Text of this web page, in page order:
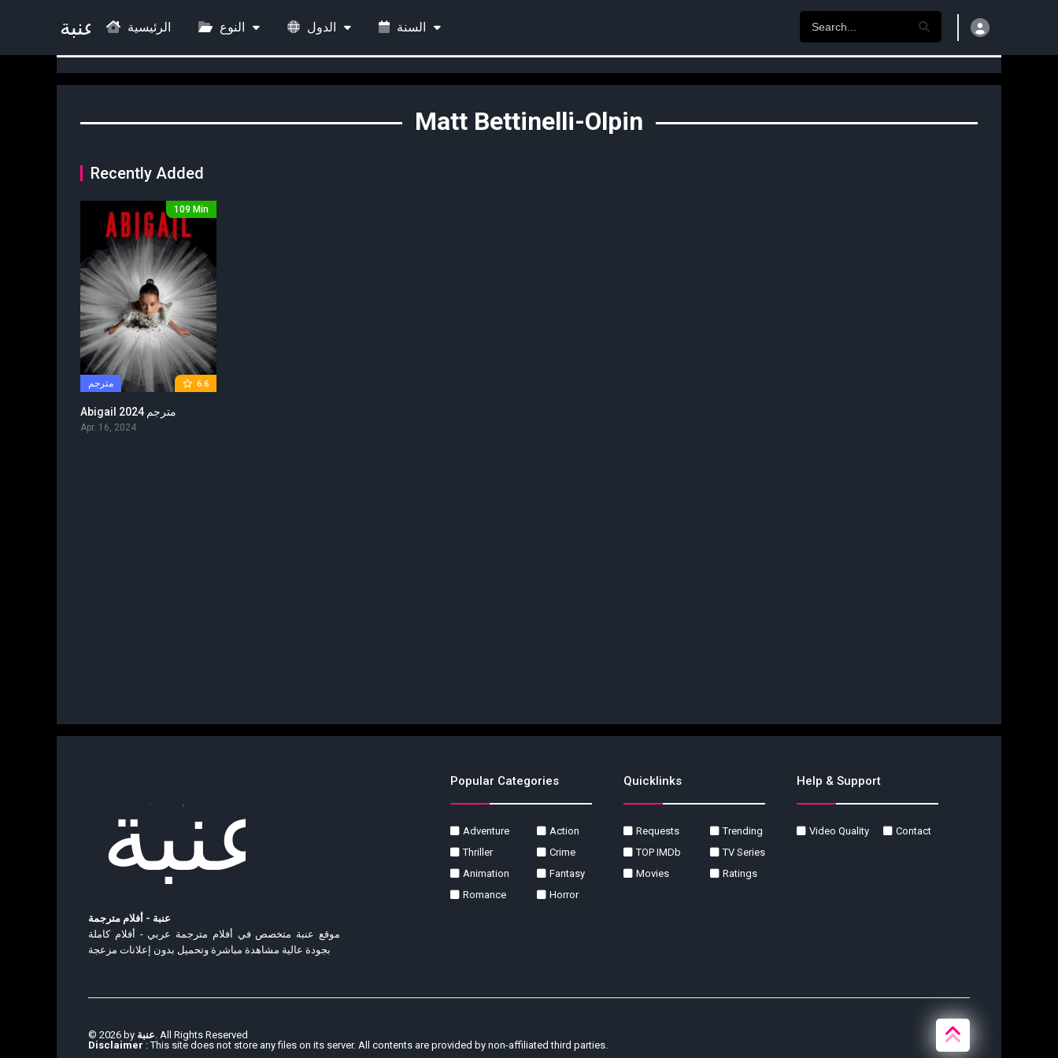
الرئيسية النوع الدول السنة
Matt Bettinelli-Olpin
Recently Added
6.6 مترجم
109 Min
Abigail 2024 مترجم
Apr. 16, 2024
Popular Categories
Adventure
Action
Thriller
Crime
Animation
Fantasy
Romance
Horror
Quicklinks
Requests
Trending
TOP IMDb
TV Series
Movies
Ratings
Help & Support
Video Quality Contact
عنبة - أفلام مترجمة
موقع عنبة متخصص في أفلام مترجمة عربي - أفلام كاملة
بجودة عالية مشاهدة مباشرة وتحميل بدون إعلانات مزعجة
© 2026 by عنبة. All Rights Reserved
Disclaimer : This site does not store any files on its server. All contents are provided by non-affiliated third parties.